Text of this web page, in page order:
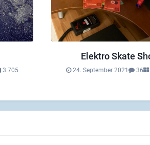
3.705
Elektro Skate
24. September 2021 36